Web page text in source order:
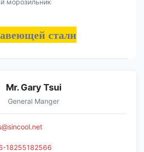
стали
Mr. Gary Tsui
General Manger
18255182566